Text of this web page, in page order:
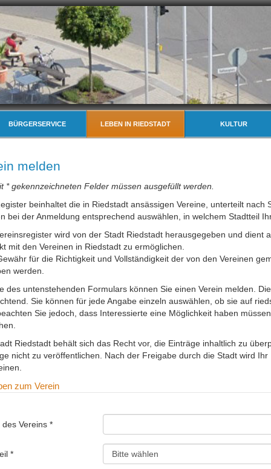
BÜRGERSERVICE LEBEN IN RIEDSTADT KULTUR
melden
* gekennzeichneten Felder müssen ausgefüllt werden.
beinhaltet die in Riedstadt ansässigen Vereine, unterteilt nach
bei der Anmeldung entsprechend auswählen, in welchem Stadtteil
wird von der Stadt Riedstadt herausgegeben und dient
mit den Vereinen in Riedstadt zu ermöglichen.
für die Richtigkeit und Vollständigkeit der von den Vereinen
werden.
des untenstehenden Formulars können Sie einen Verein melden.
Sie können für jede Angabe einzeln auswählen, ob sie auf
Sie jedoch, dass Interessierte eine Möglichkeit haben
Riedstadt behält sich das Recht vor, die Einträge inhaltlich zu
nicht zu veröffentlichen. Nach der Freigabe durch die Stadt wird
zum Verein
Name des Vereins *
Stadtteil *